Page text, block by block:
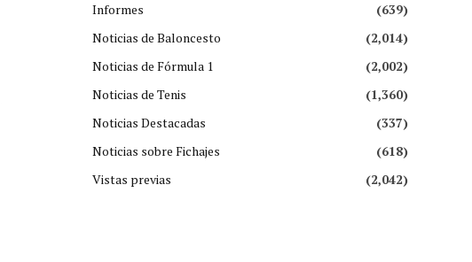
Informes
(639)
Noticias de Baloncesto
(2,014)
Noticias de Fórmula 1
(2,002)
Noticias de Tenis
(1,360)
Noticias Destacadas
(337)
Noticias sobre Fichajes
(618)
Vistas previas
(2,042)